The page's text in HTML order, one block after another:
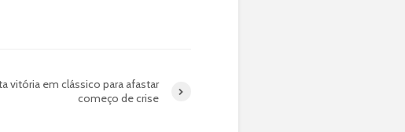
vitória em clássico para afastar
começo de crise